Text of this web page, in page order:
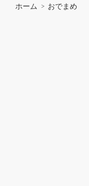
ホーム > おでまめ